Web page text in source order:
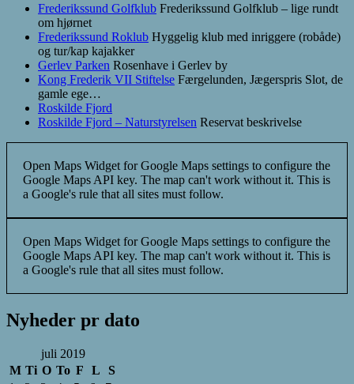
Frederikssund Golfklub Frederikssund Golfklub – lige rundt
om hjørnet
Frederikssund Roklub Hyggelig klub med inriggere (robåde)
og tur/kap kajakker
Gerlev Parken Rosenhave i Gerlev by
Kong Frederik VII Stiftelse Færgelunden, Jægerspris Slot, de
gamle ege…
Roskilde Fjord
Roskilde Fjord – Naturstyrelsen Reservat beskrivelse
Open Maps Widget for Google Maps settings to configure the
Google Maps API key. The map can't work without it. This is
a Google's rule that all sites must follow.
Open Maps Widget for Google Maps settings to configure the
Google Maps API key. The map can't work without it. This is
a Google's rule that all sites must follow.
Nyheder pr dato
juli 2019
M Ti O To F L
S